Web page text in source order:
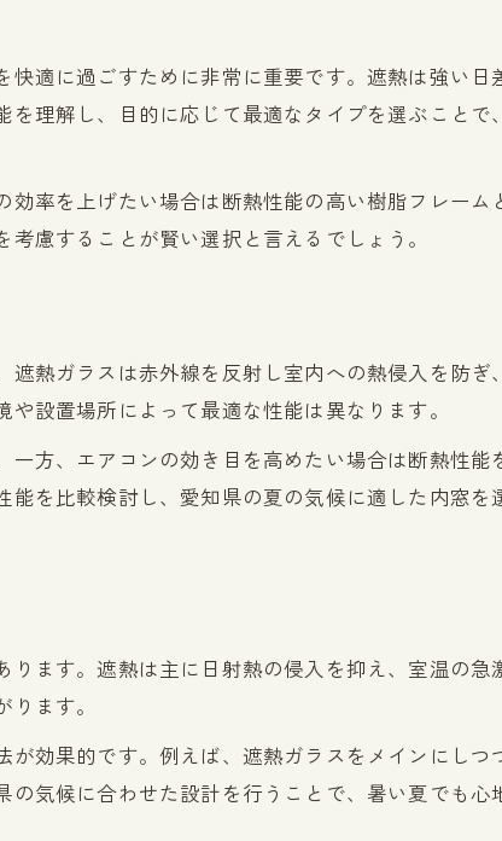
適に過ごすために非常に重要です。遮熱は強い日
理解し、目的に応じて最適なタイプを選ぶことで
率を上げたい場合は断熱性能の高い樹脂フレーム
慮することが賢い選択と言えるでしょう。
熱ガラスは赤外線を反射し室内への熱侵入を防ぎ
設置場所によって最適な性能は異なります。
方、エアコンの効き目を高めたい場合は断熱性能
を比較検討し、愛知県の夏の気候に適した内窓を
ます。遮熱は主に日射熱の侵入を抑え、室温の急
ます。
効果的です。例えば、遮熱ガラスをメインにしつ
気候に合わせた設計を行うことで、暑い夏でも心